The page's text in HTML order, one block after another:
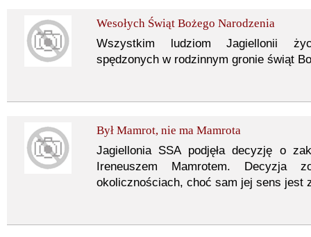
Wesołych Świąt Bożego Narodzenia
Wszystkim ludziom Jagiellonii
spędzonych w rodzinnym gronie świąt
Był Mamrot, nie ma Mamrota
Jagiellonia SSA podjęła decyzję o
Ireneuszem Mamrotem. Decyzja
okolicznościach, choć sam jej sens jest